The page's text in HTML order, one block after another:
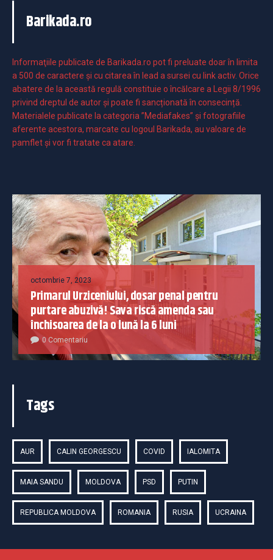
Barikada.ro
Informaţiile publicate de Barikada.ro pot fi preluate doar în limita
a 500 de caractere şi cu citarea în lead a sursei cu link activ. Orice
abatere de la această regulă constituie o încălcare a Legii 8/1996
privind dreptul de autor și poate fi sancționată în consecință.
Materialele publicate la categoria ”Mediafakes” și fotografiile
aferente acestora, marcate cu logoul Barikada, au valoare de
pamflet și vor fi tratate ca atare.
octombrie 7, 2023
Primarul Urziceniului, dosar penal pentru
purtare abuzivă! Sava riscă amenda sau
închisoarea de la o lună la 6 luni
0 Comentariu
Tags
AUR CALIN GEORGESCU COVID IALOMITA
MAIA SANDU MOLDOVA PSD PUTIN
REPUBLICA MOLDOVA ROMANIA RUSIA UCRAINA